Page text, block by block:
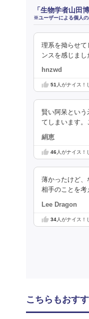
「生物学者山田
※ユーザーによる個人
理系を拗らせて
ンスを感じま
hnzwd
51人がナイス！
賢い阿呆という
てしまいます。
絹恵
46人がナイス！
薄かったけど、
相手のことを考
Lee Dragon
34人がナイス！
こちらもおす